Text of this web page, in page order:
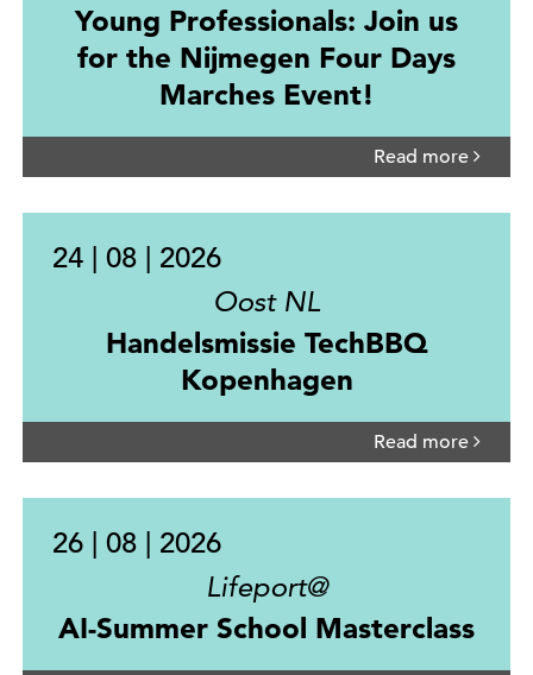
Young Professionals: Join us
for the Nijmegen Four Days
Marches Event!
Read more
24 | 08 | 2026
Oost NL
Handelsmissie TechBBQ
Kopenhagen
Read more
26 | 08 | 2026
Lifeport@
AI-Summer School Masterclass